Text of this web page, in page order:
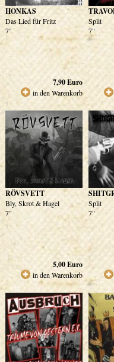
HONKAS
Das Lied für Fritz
7"
7,90Euro
in den Warenkorb
Split
7"
RÖVSVETT
Bly, Skrot & Hagel
7"
5,00Euro
in den Warenkorb
Split
7"